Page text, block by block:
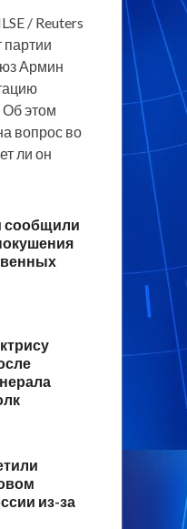
/ Reuters
партии
Армин
Об этом
вопрос во
ли он
сообщили
из-за